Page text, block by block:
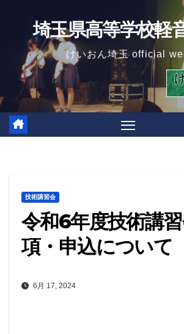
content
埼玉県高等学校軽
けいおん埼玉 official
技術講習会
令和6年度技術講
項・申込について
6月 17, 2024